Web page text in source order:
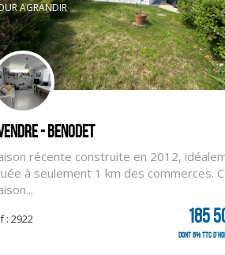
AGRANDIR
- BENODET
récente construite en 2012,
à seulement 1 km des commerces.
: 2922 185
dont 6% TTC